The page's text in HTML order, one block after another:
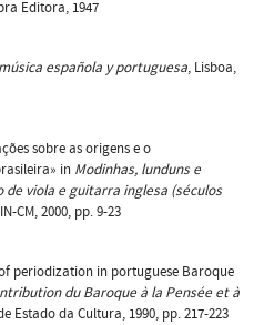
Editora, 1947
española y portuguesa, Lisboa,
sobre as origens e o
in Modinhas, lunduns e
viola e guitarra inglesa (séculos
CM, 2000, pp. 9-23
periodization in portuguese Baroque
du Baroque à la Pensée et à
Estado da Cultura, 1990, pp. 217-223